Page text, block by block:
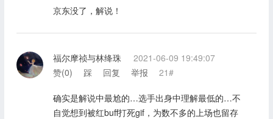
京东没了，解说！
福尔摩祯与林绛珠
2021-06-09 19:49:07
赞(0) 踩 回复 举报 21#
确实是解说中最尬的…选手出身中理解最低的…不
自觉想到被红buff打死gif，为数不多的上场也留存